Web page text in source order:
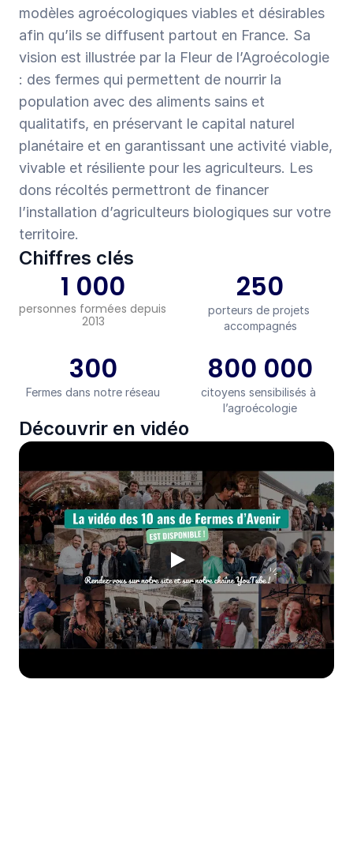
modèles agroécologiques viables et désirables
afin qu’ils se diffusent partout en France. Sa
vision est illustrée par la Fleur de l’Agroécologie
: des fermes qui permettent de nourrir la
population avec des aliments sains et
qualitatifs, en préservant le capital naturel
planétaire et en garantissant une activité viable,
vivable et résiliente pour les agriculteurs. Les
dons récoltés permettront de financer
l’installation d’agriculteurs biologiques sur votre
territoire.
Chiffres clés
1 000
personnes formées depuis
2013
250
porteurs de projets
accompagnés
300
Fermes dans notre réseau
800 000
citoyens sensibilisés à
l’agroécologie
Découvrir en vidéo